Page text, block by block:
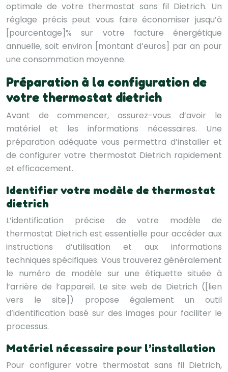
optimale de votre thermostat sans fil Dietrich. Un
réglage précis peut vous faire économiser jusqu’à
[pourcentage]% sur votre facture énergétique
annuelle, soit environ [montant d’euros] par an pour
une consommation moyenne.
Préparation à la configuration de
votre thermostat dietrich
Avant de commencer, assurez-vous d’avoir le
matériel et les informations nécessaires. Une
préparation adéquate vous permettra d’installer et
de configurer votre thermostat Dietrich rapidement
et efficacement.
Identifier votre modèle de thermostat
dietrich
L’identification précise de votre modèle de
thermostat Dietrich est essentielle pour accéder aux
instructions d’utilisation et aux informations
techniques spécifiques. Vous trouverez généralement
le numéro de modèle sur une étiquette située à
l’arrière de l’appareil. Le site web de Dietrich ([lien
vers le site]) propose également un outil
d’identification basé sur des images pour faciliter le
processus.
Matériel nécessaire pour l’installation
Pour configurer votre thermostat sans fil Dietrich,